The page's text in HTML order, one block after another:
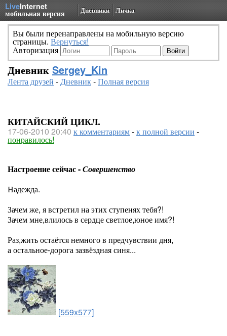
LiveInternet
мобильная версия Дневники Личка
Вы были перенаправлены на мобильную версию
страницы. Вернуться!
Авторизация
Дневник Sergey_Kin
Лента друзей -Дневник-Полная версия
КИТАЙСКИЙ ЦИКЛ.
17-06-2010 20:40 к комментариям-к полной версии -
понравилось!
Настроение сейчас -Совершенство
Надежда.
Зачем же, я встретил на этих ступенях тебя?!
Зачем мне,влилось в сердце светлое,юное имя?!
Раз,жить остаётся немного в предчувствии дня,
а остальное-дорога зазвёздная синя...
[559x577]